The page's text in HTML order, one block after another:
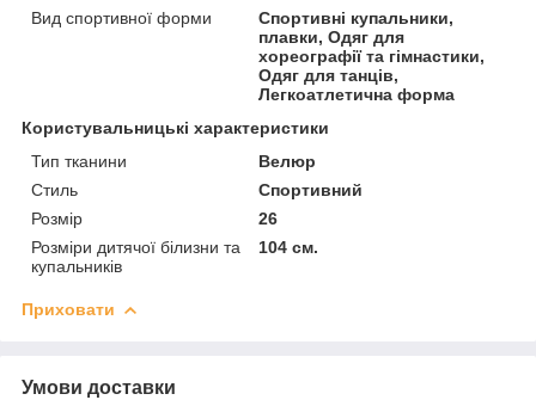
Вид спортивної форми
Спортивні купальники,
плавки, Одяг для
хореографії та гімнастики,
Одяг для танців,
Легкоатлетична форма
Користувальницькі характеристики
Тип тканини
Велюр
Стиль
Спортивний
Розмір
26
Розміри дитячої білизни та
купальників
104 см.
Приховати
Умови доставки